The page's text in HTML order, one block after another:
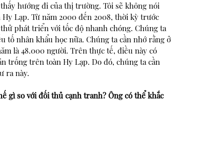
hướng đi của thị trường. Tôi sẽ không nói
Lạp. Từ năm 2000 đến 2008, thời kỳ trước
phát triển với tốc độ nhanh chóng. Chúng ta
tố nhân khẩu học nữa. Chúng ta cần nhớ rằng ở
là 48.000 người. Trên thực tế, điều này có
trống trên toàn Hy Lạp. Do đó, chúng ta cần
ra này.
gì so với đối thủ cạnh tranh? Ông có thể khắc